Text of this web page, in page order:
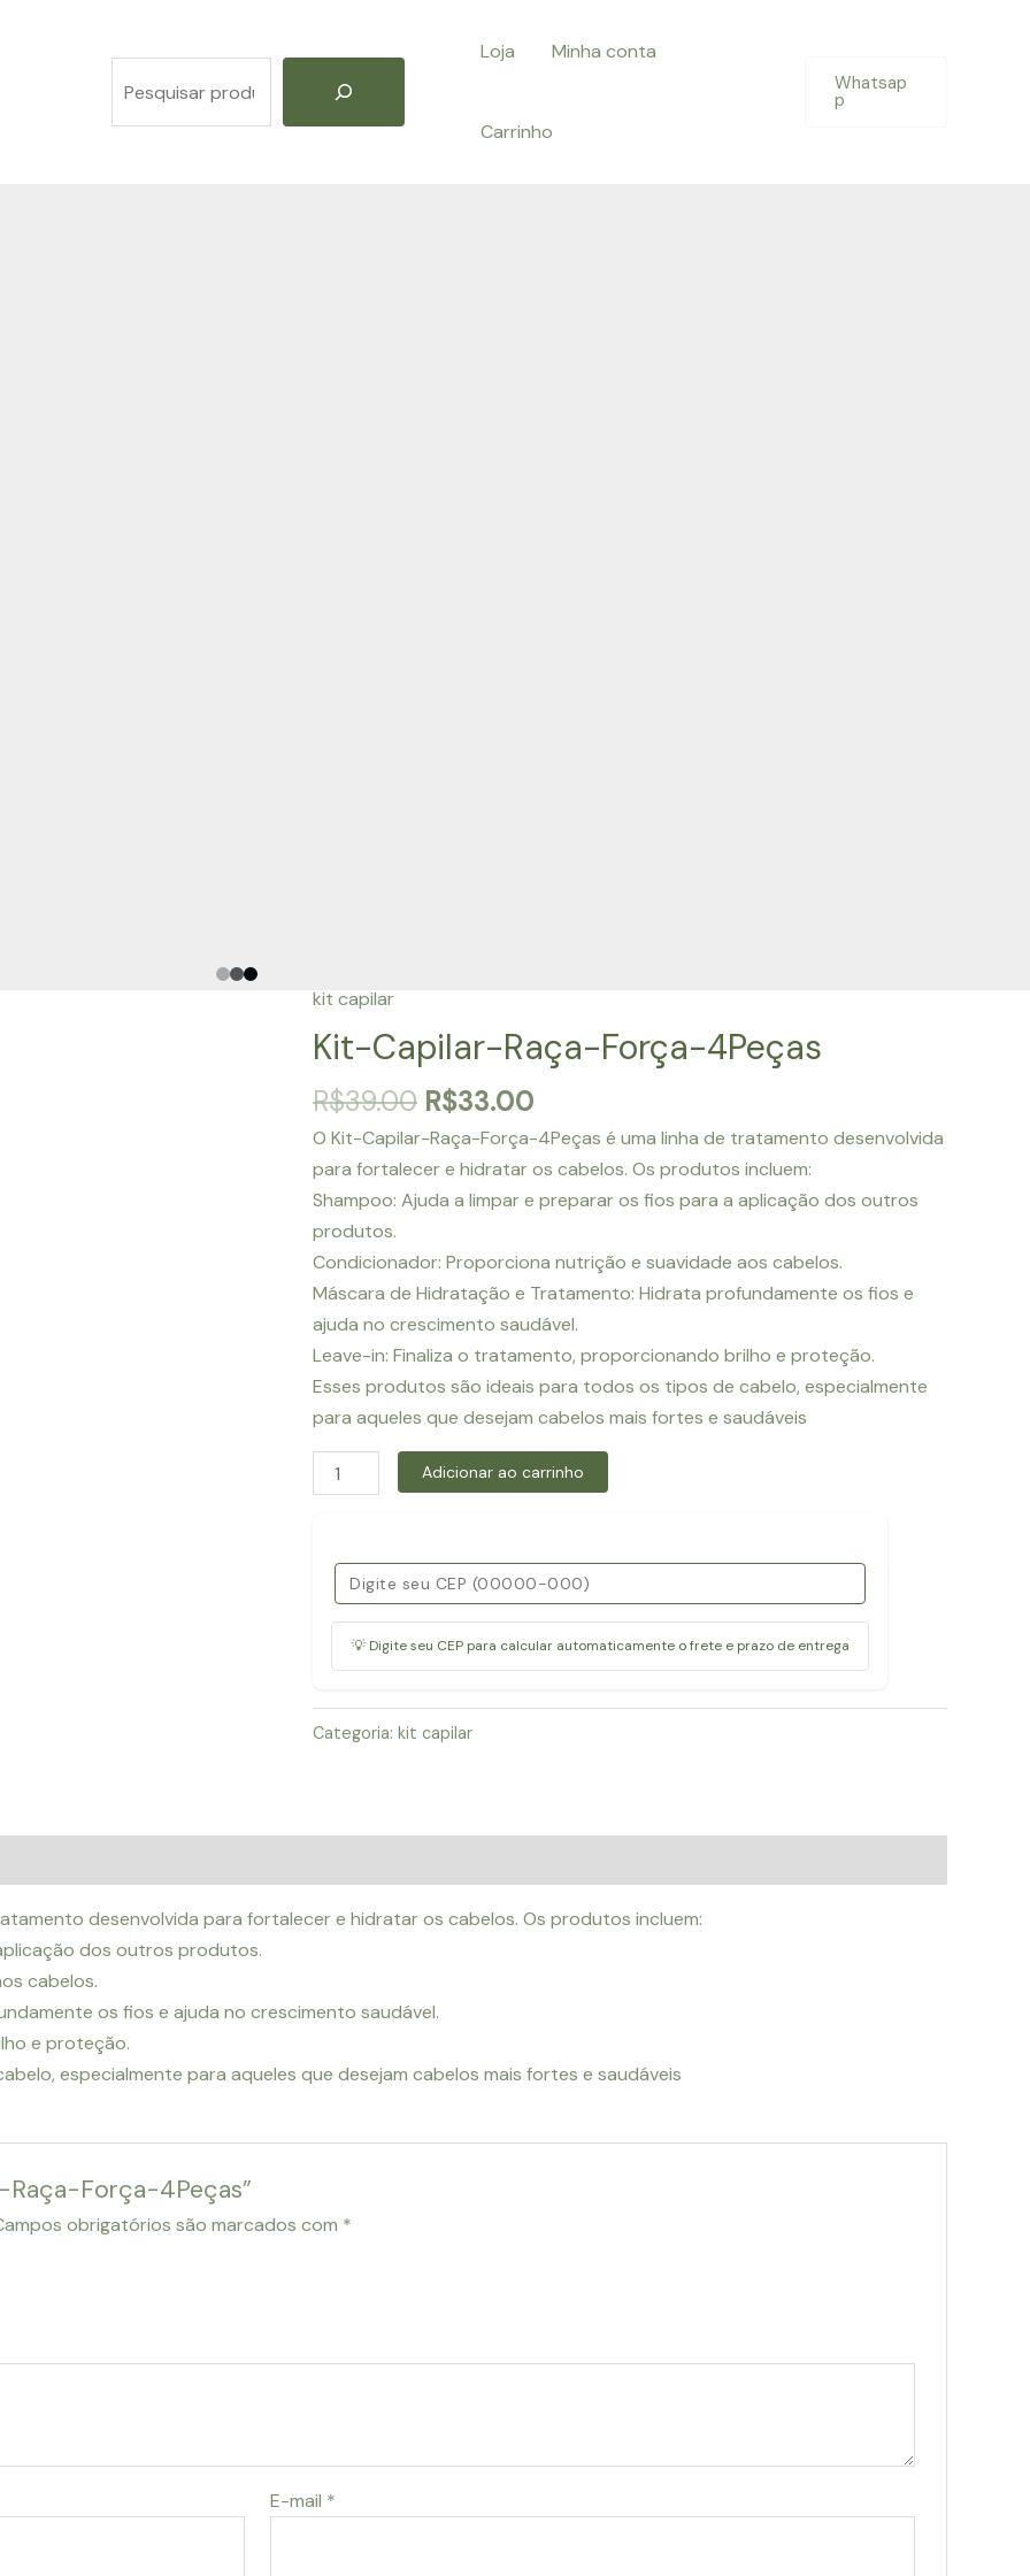
Loja Minha conta
Carrinho
Whatsap
p
kit capilar
Kit-Capilar-Raça-Força-4Peças
R$39.00 O
preço
original
era:
R$33.00
preço
atual
é:
O Kit-Capilar-Raça-Força-4Peças é uma linha de tratamento desenvolvida
para fortalecer e hidratar os cabelos. Os produtos incluem:
Shampoo: Ajuda a limpar e preparar os fios para a aplicação dos outros
produtos.
Condicionador: Proporciona nutrição e suavidade aos cabelos.
Máscara de Hidratação e Tratamento: Hidrata profundamente os fios e
ajuda no crescimento saudável.
Leave-in: Finaliza o tratamento, proporcionando brilho e proteção.
Esses produtos são ideais para todos os tipos de cabelo, especialmente
para aqueles que desejam cabelos mais fortes e saudáveis
Kit-
Capilar-
Força-
4Peças
quantidade
Adicionar ao carrinho
💡 Digite seu CEP para calcular automaticamente o frete e prazo de entrega
Categoria: kit capilar
desenvolvida para fortalecer e hidratar os cabelos. Os produtos incluem:
dos outros produtos.
cabelos.
os fios e ajuda no crescimento saudável.
e proteção.
especialmente para aqueles que desejam cabelos mais fortes e saudáveis
Raça-Força-4Peças”
obrigatórios são marcados com *
E-mail *